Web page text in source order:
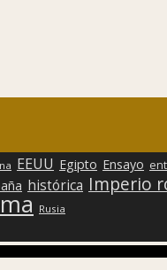
EEUU Egipto Ensayo
histórica Imperio
Rusia